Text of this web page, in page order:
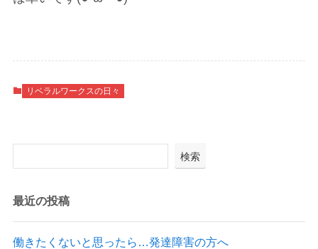
リベラルワークスの日々
検索
最近の投稿
働きたくないと思ったら…発達障害の方へ